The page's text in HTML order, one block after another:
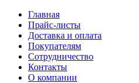
Главная
Прайс-листы
Доставка и оплата
Покупателям
Сотрудничество
Контакты
О компании